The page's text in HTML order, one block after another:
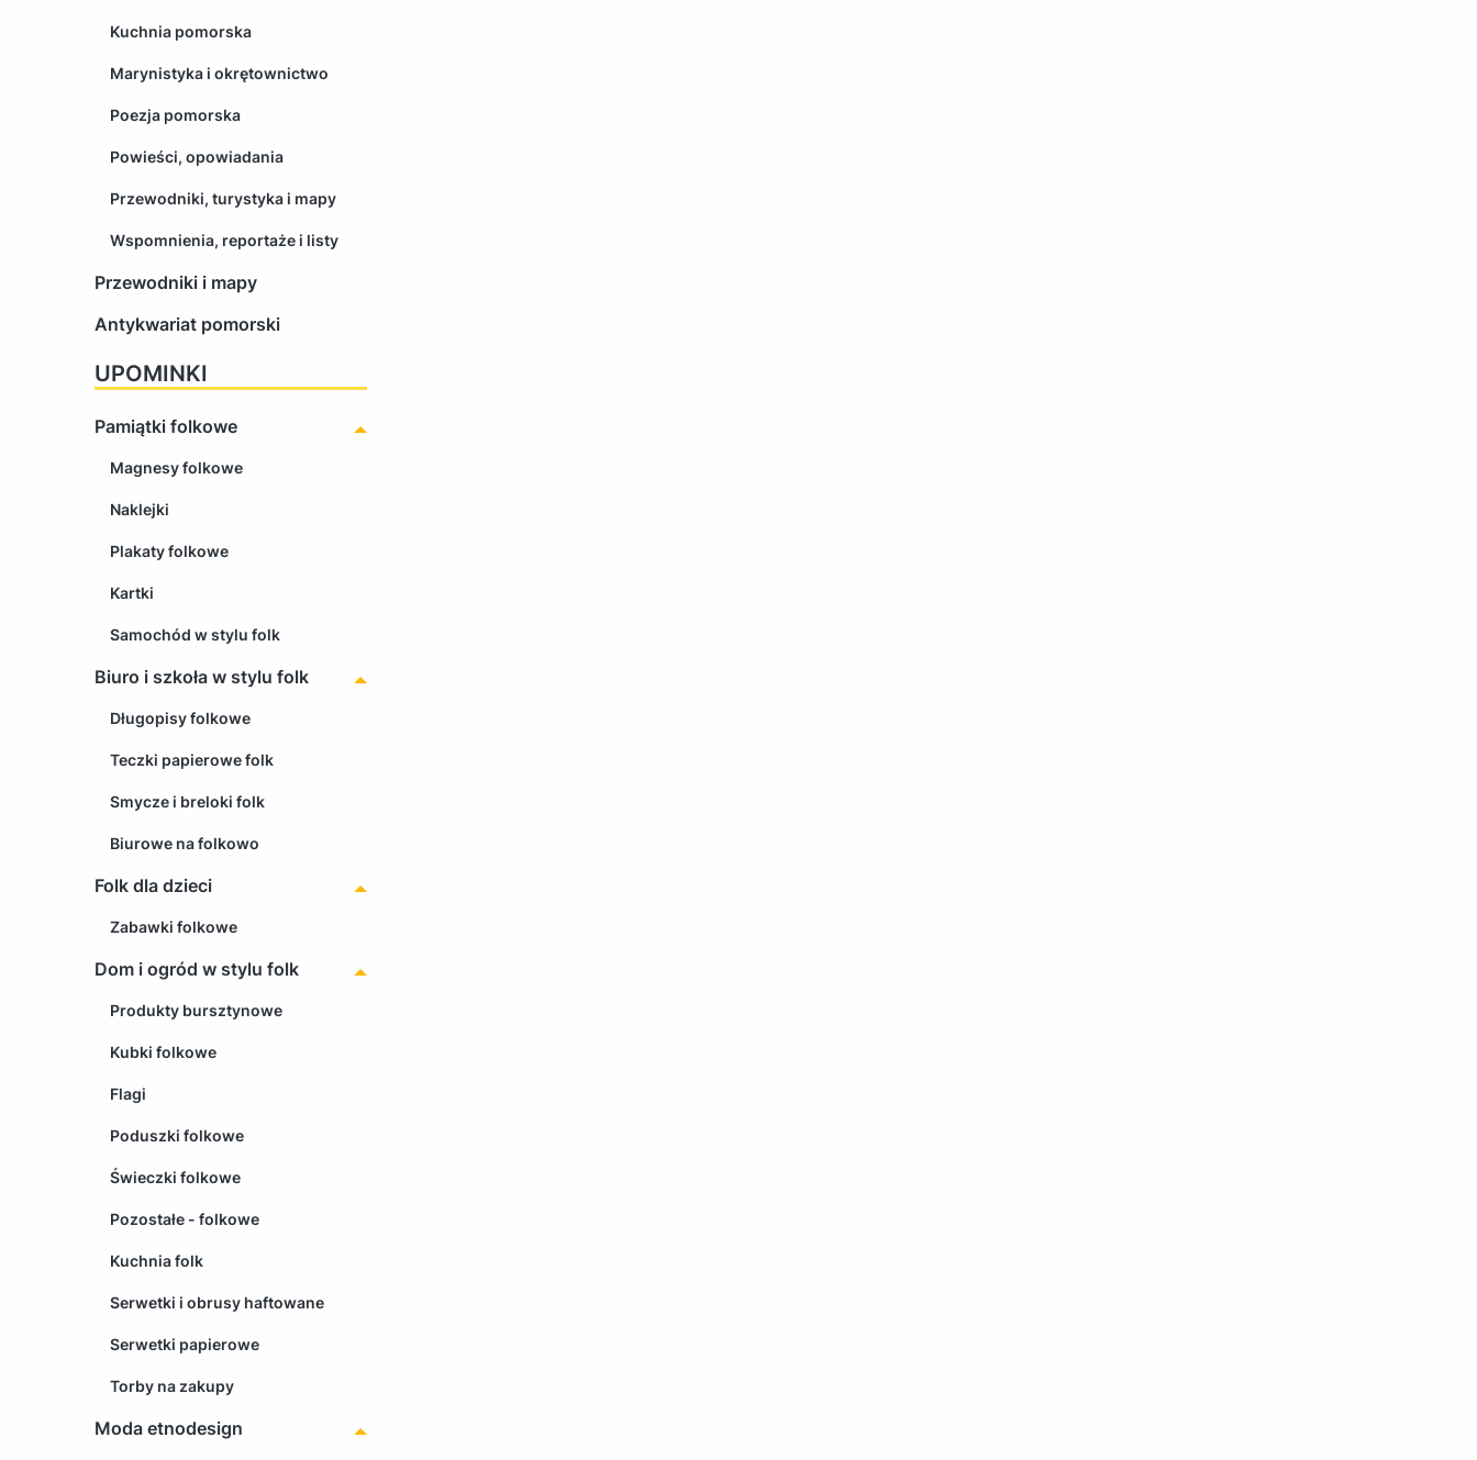
Kuchnia pomorska
Marynistyka i okrętownictwo
Poezja pomorska
Powieści, opowiadania
Przewodniki, turystyka i mapy
Wspomnienia, reportaże i listy
Przewodniki i mapy
Antykwariat pomorski
UPOMINKI
Pamiątki folkowe
Magnesy folkowe
Naklejki
Plakaty folkowe
Kartki
Samochód w stylu folk
Biuro i szkoła w stylu folk
Długopisy folkowe
Teczki papierowe folk
Smycze i breloki folk
Biurowe na folkowo
Folk dla dzieci
Zabawki folkowe
Dom i ogród w stylu folk
Produkty bursztynowe
Kubki folkowe
Flagi
Poduszki folkowe
Świeczki folkowe
Pozostałe - folkowe
Kuchnia folk
Serwetki i obrusy haftowane
Serwetki papierowe
Torby na zakupy
Moda etnodesign